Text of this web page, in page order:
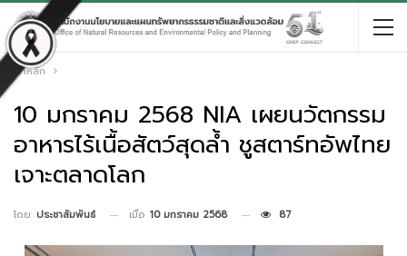
หน้าหลัก
10 มกราคม 2568 NIA เผยนวัตกรรม
อาหารไร้เนื้อสัตว์สุดล้ำ ชูสตาร์ทอัพไทย
เจาะตลาดโลก
โดย ประชาสัมพันธ์ เมื่อ 10 มกราคม 2568 87